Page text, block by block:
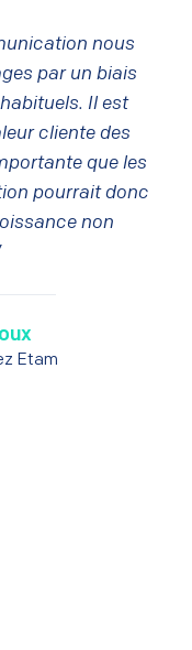
nous
par un biais
Il est
cliente des
que les
pourrait donc
non
Etam